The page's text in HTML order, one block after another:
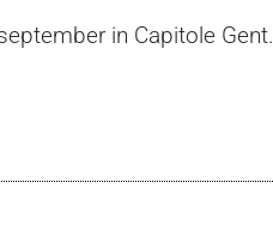
in Capitole Gent.